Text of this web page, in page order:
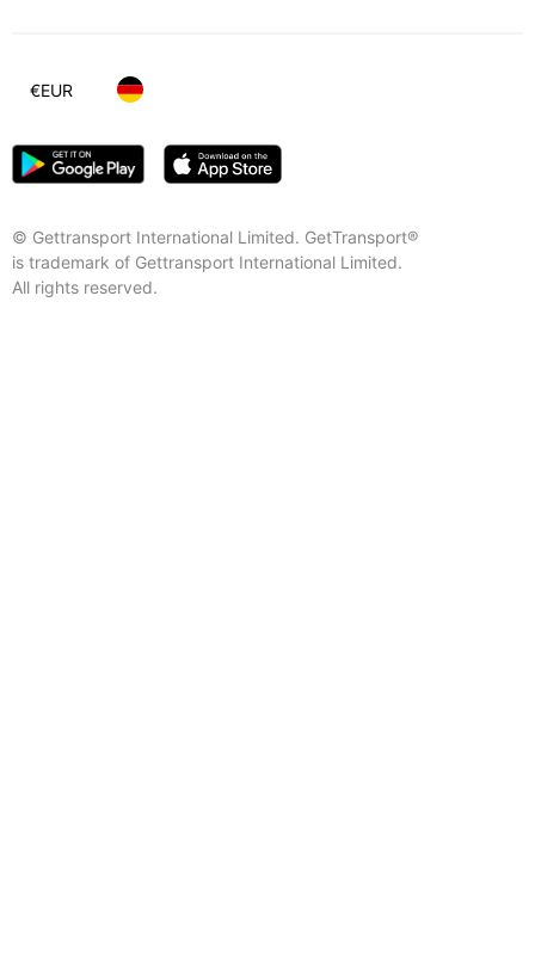
© Gettransport International Limited. GetTransport®
is trademark of Gettransport International Limited.
All rights reserved.
€EUR